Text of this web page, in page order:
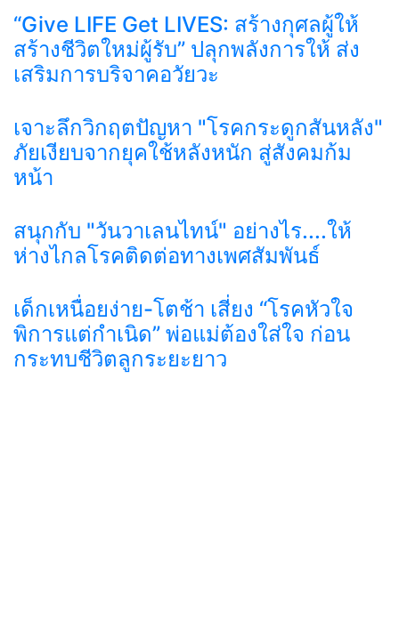
“Give LIFE Get LIVES: สร้างกุศลผู้ให้
สร้างชีวิตใหม่ผู้รับ” ปลุกพลังการให้ ส่ง
เสริมการบริจาคอวัยวะ
เจาะลึกวิกฤตปัญหา "โรคกระดูกสันหลัง"
ภัยเงียบจากยุคใช้หลังหนัก สู่สังคมก้ม
หน้า
สนุกกับ "วันวาเลนไทน์" อย่างไร....ให้
ห่างไกลโรคติดต่อทางเพศสัมพันธ์
เด็กเหนื่อยง่าย-โตช้า เสี่ยง “โรคหัวใจ
พิการแต่กำเนิด” พ่อแม่ต้องใส่ใจ ก่อน
กระทบชีวิตลูกระยะยาว